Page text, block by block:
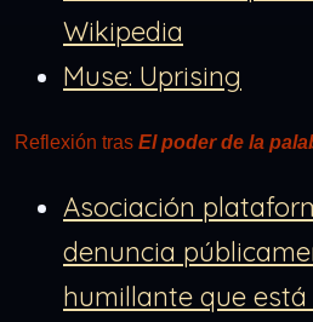
Wikipedia
Muse: Uprising
Reflexión tras El poder de la
Asociación
denuncia
humillante que